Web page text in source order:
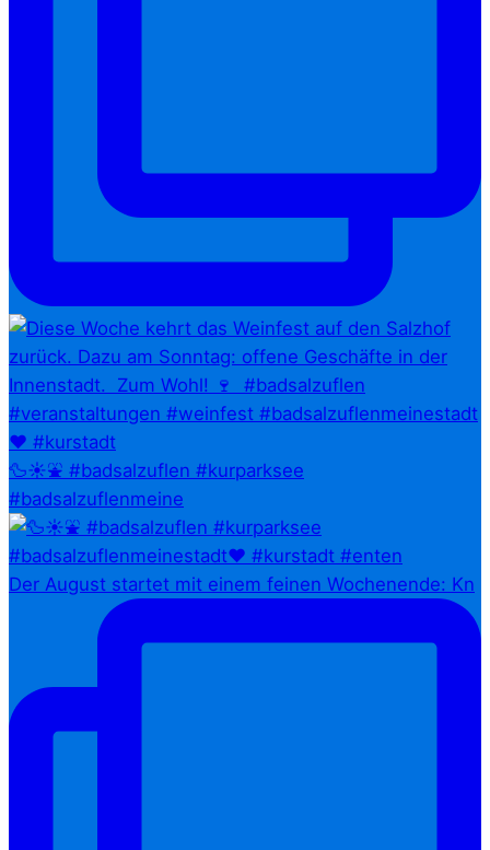
🦆☀️⛲ #badsalzuflen #kurparksee
#badsalzuflenmeine
Der August startet mit einem feinen Wochenende: Kn